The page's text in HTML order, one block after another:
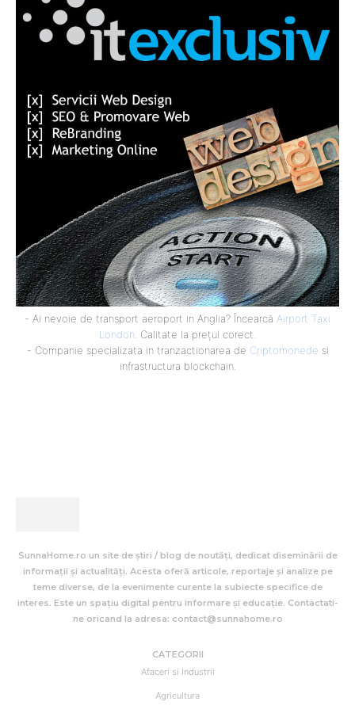
- Ai nevoie de transport aeroport in Anglia? Încearcă Airport Taxi
London . Calitate la prețul corect.
- Companie specializata in tranzactionarea de Criptomonede si
infrastructura blockchain.
SunnaHome.ro un site de știri / blog de noutăți, dedicat diseminării de
informații și actualități. Acesta oferă articole, reportaje și analize pe
teme diverse, de la evenimente curente la subiecte specifice de
interes. Este un spațiu digital pentru informare și educație. Contactati-
ne oricand la adresa: contact@sunnahome.ro
CATEGORII
Afaceri si Industrii
Agricultura